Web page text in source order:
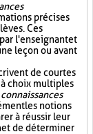
précises
Ces
l'enseignant et
leçon ou avant
de courtes
choix multiples
les notions
à réussir leur
de déterminer